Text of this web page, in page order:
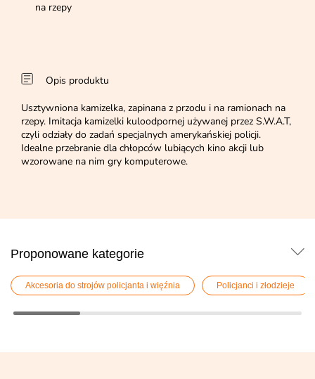
na rzepy
Opis produktu
Usztywniona kamizelka, zapinana z przodu i na ramionach na
rzepy. Imitacja kamizelki kuloodpornej używanej przez S.W.A.T,
czyli odziały do zadań specjalnych amerykańskiej policji.
Idealne przebranie dla chłopców lubiących kino akcji lub
wzorowane na nim gry komputerowe.
Proponowane kategorie
Akcesoria do strojów policjanta i więźnia Policjanci i złodzieje